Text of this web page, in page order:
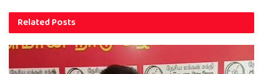
RelatedPosts